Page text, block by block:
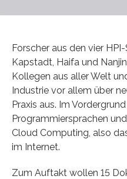
Forscher aus den vier
Kapstadt, Haifa und
Kollegen aus aller Welt
Industrie vor allem über
Praxis aus. Im
Programmiersprachen
Cloud Computing, also
im Internet.
Zum Auftakt wollen 15